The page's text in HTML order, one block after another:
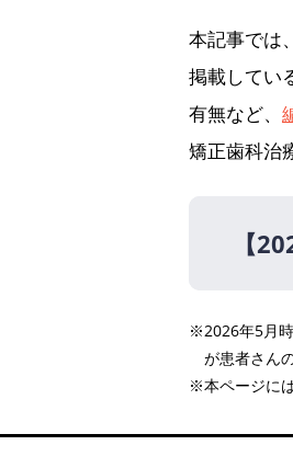
本記事では
掲載してい
有無など、
矯正歯科治
【
※2026年5月
が患者さん
※本ページに